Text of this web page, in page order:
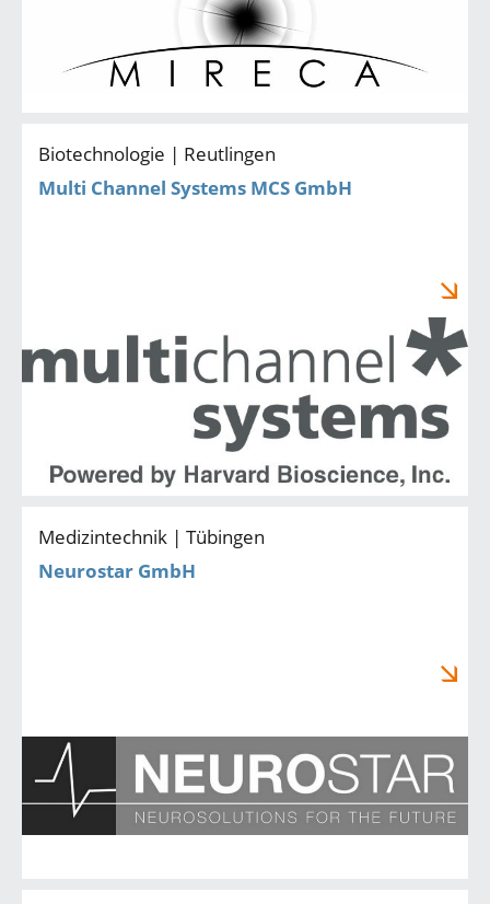
Biotechnologie | Reutlingen
Multi Channel Systems MCS GmbH
Medizintechnik | Tübingen
Neurostar GmbH